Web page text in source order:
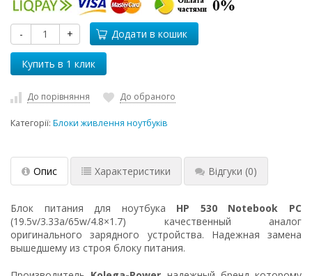
- + Додати в кошик
До порівняння До обраного
Категорії: Блоки живлення ноутбуків
Опис Характеристики Відгуки (0)
Блок питания для ноутбука HP 530 Notebook PC
(19.5v/3.33a/65w/4.8×1.7) качественный аналог
оригинального зарядного устройства. Надежная замена
вышедшему из строя блоку питания.